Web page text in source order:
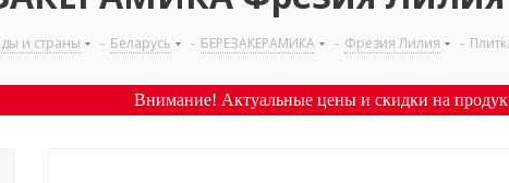
и страны - Беларусь - БЕРЕЗАКЕРАМИКА - Фрезия Лилия -
Внимание! Актуальные цены и скидки на